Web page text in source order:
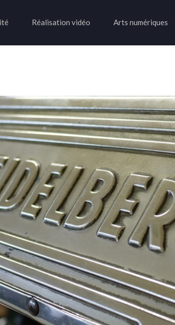
Réalisation vidéo Arts numériques